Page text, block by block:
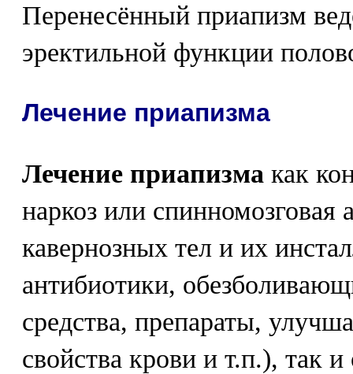
Перенесённый приапизм
эректильной функции
Лечение приапизма
Лечение приапизма как
наркоз или спинномозговая
кавернозных тел и их
антибиотики,
средства, препараты,
свойства крови и т.п.), так